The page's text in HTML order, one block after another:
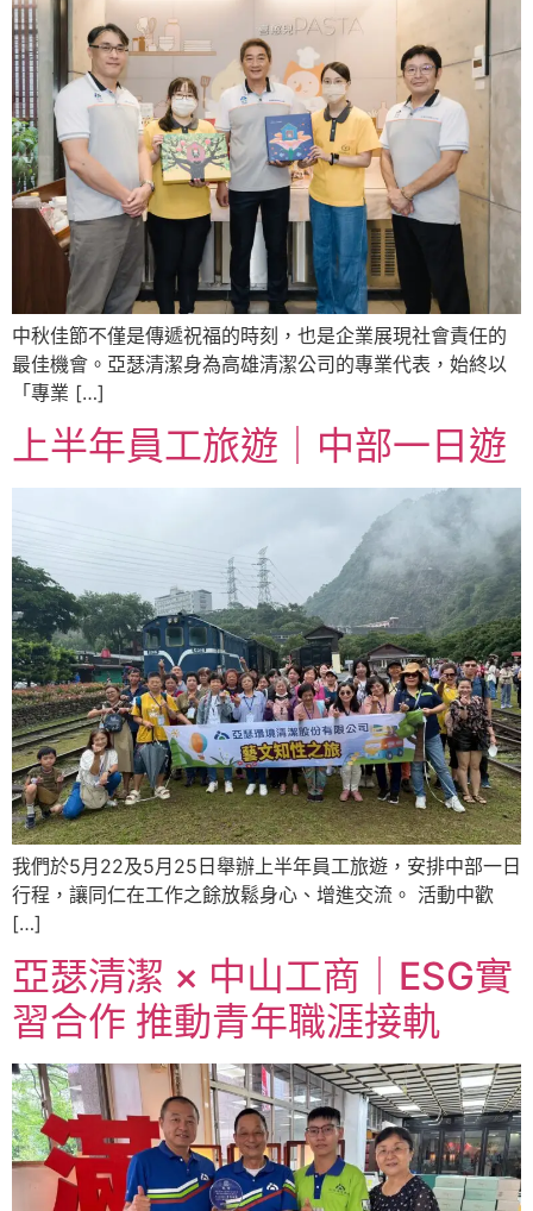
中秋佳節不僅是傳遞祝福的時刻，也是企業展現社會責任的
最佳機會。亞瑟清潔身為高雄清潔公司的專業代表，始終以
「專業 […]
上半年員工旅遊｜中部一日遊
我們於5月22及5月25日舉辦上半年員工旅遊，安排中部一日
行程，讓同仁在工作之餘放鬆身心、增進交流。 活動中歡
[…]
亞瑟清潔 × 中山工商｜ESG實
習合作 推動青年職涯接軌